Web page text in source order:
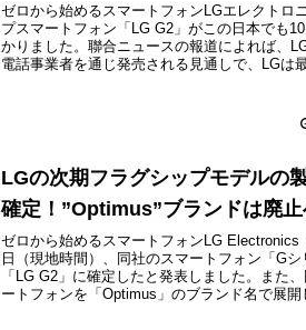
ゼロから始めるスマートフォンLGエレクトロ
プスマートフォン「LG G2」がこの日本でも
かりました。聯合ニュースの報道によれば、
電話事業者を通じ発売される見通しで、LGは
LGの次期フラグシップモデルの
確定！”Optimus”ブランドは廃
ゼロから始めるスマートフォンLG Electronics
日（現地時間）、同社のスマートフォン「G
「LG G2」に確定したと発表しました。また
ートフォンを「Optimus」のブランド名で展